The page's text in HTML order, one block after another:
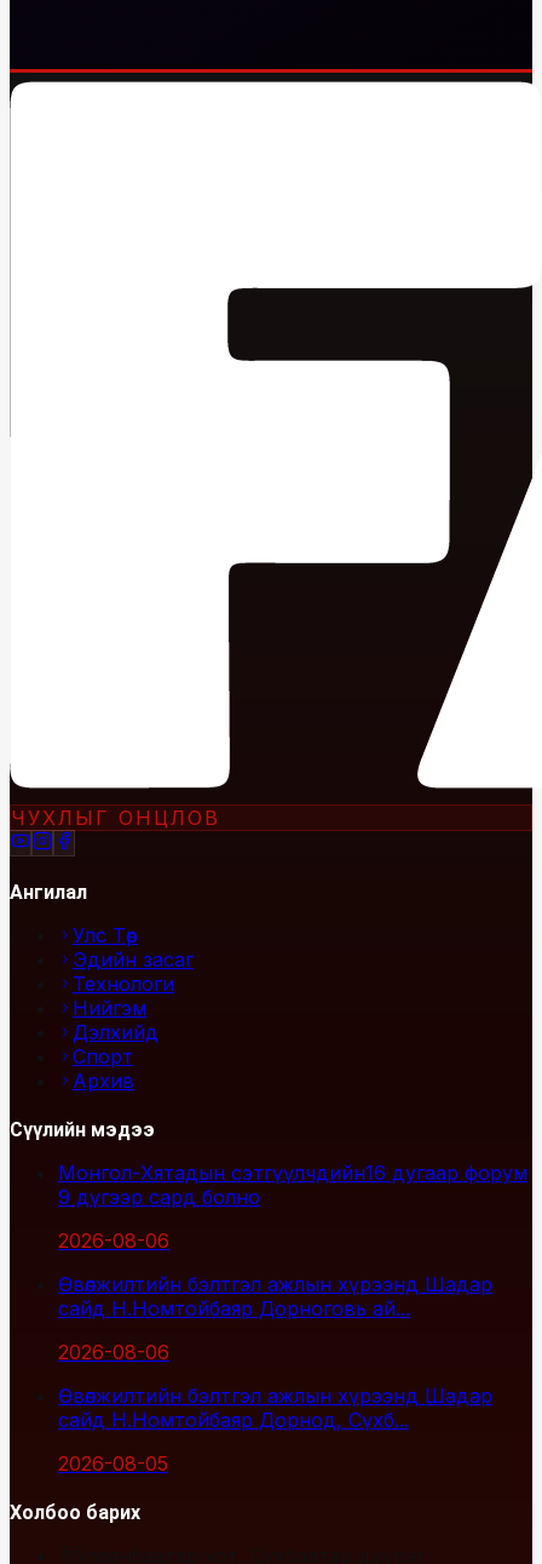
ЧУХЛЫГ ОНЦЛОВ
Ангилал
Улс Төр
Эдийн засаг
Технологи
Нийгэм
Дэлхийд
Спорт
Архив
Сүүлийн мэдээ
Монгол-Хятадын сэтгүүлчдийн16 дугаар форум
9 дүгээр сард болно
2026-08-06
Өвөлжилтийн бэлтгэл ажлын хүрээнд Шадар
сайд Н.Номтойбаяр Дорноговь ай...
2026-08-06
Өвөлжилтийн бэлтгэл ажлын хүрээнд Шадар
сайд Н.Номтойбаяр Дорнод, Сүхб...
2026-08-05
Холбоо барих